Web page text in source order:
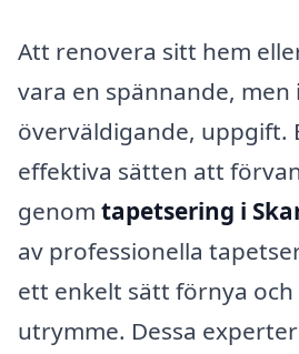
Att renovera sitt hem
vara en spännande, men
överväldigande, uppgift.
effektiva sätten att
genom tapetsering i
av professionella
ett enkelt sätt förnya
utrymme. Dessa